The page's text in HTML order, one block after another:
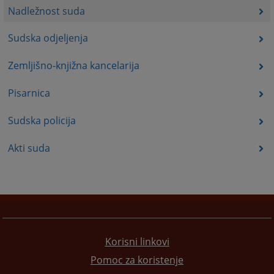
Nadležnost suda
Sudska odjeljenja
Zemljišno-knjižna kancelarija
Pisarnica
Sudska policija
Akti suda
Korisni linkovi
Pomoc za koristenje